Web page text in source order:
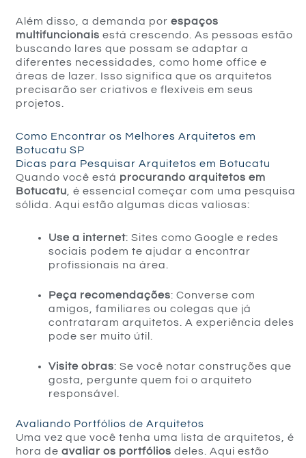
Além disso, a demanda porespaços
multifuncionais está crescendo. As pessoas estão
buscando lares que possam se adaptar a
diferentes necessidades, como home office e
áreas de lazer. Isso significa que os arquitetos
precisarão ser criativos e flexíveis em seus
projetos.
Como Encontrar os Melhores Arquitetos em
Botucatu SP
Dicas para Pesquisar Arquitetos em Botucatu
Quando você está procurando arquitetos em
Botucatu , é essencial começar com uma pesquisa
sólida. Aqui estão algumas dicas valiosas:
Use a internet: Sites como Google e redes
sociais podem te ajudar a encontrar
profissionais na área.
Peça recomendações: Converse com
amigos, familiares ou colegas que já
contrataram arquitetos. A experiência deles
pode ser muito útil.
Visite obras: Se você notar construções que
gosta, pergunte quem foi o arquiteto
responsável.
Avaliando Portfólios de Arquitetos
Uma vez que você tenha uma lista de arquitetos, é
hora deavaliar os portfólios deles. Aqui estão